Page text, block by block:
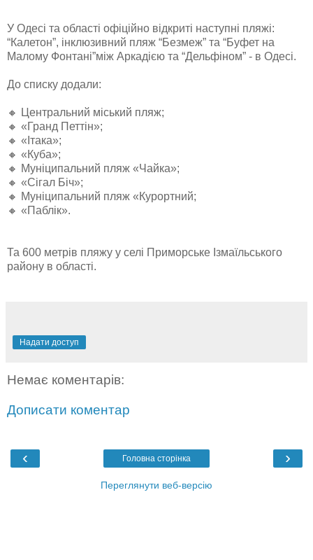
У Одесі та області офіційно відкриті наступні пляжі:
“Калетон”, інклюзивний пляж “Безмеж” та “Буфет на
Малому Фонтані”між Аркадією та “Дельфіном” - в Одесі.
До списку додали:
🔸 Центральний міський пляж;
🔸 «Гранд Петтін»;
🔸 «Ітака»;
🔸 «Куба»;
🔸 Муніципальний пляж «Чайка»;
🔸 «Сігал Біч»;
🔸 Муніципальний пляж «Курортний;
🔸 «Паблік».
Та 600 метрів пляжу у селі Приморське Ізмаїльського
району в області.
Надати доступ
Немає коментарів:
Дописати коментар
‹ ›
Головна сторінка
Переглянути веб-версію